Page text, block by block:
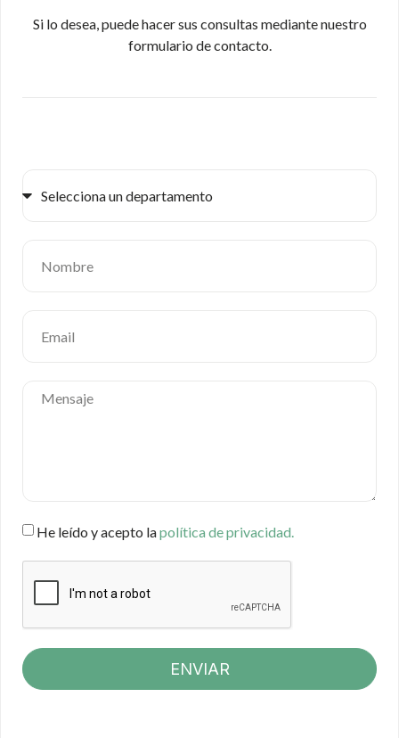
Si lo desea, puede hacer sus consultas mediante nuestro
formulario de contacto.
He leído y acepto lapolítica de privacidad.
ENVIAR